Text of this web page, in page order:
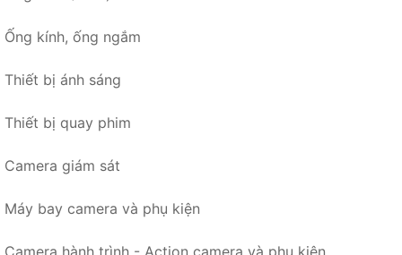
Ống kính, ống ngắm
Thiết bị ánh sáng
Thiết bị quay phim
Camera giám sát
Máy bay camera và phụ kiện
Camera hành trình - Action camera và phụ kiện